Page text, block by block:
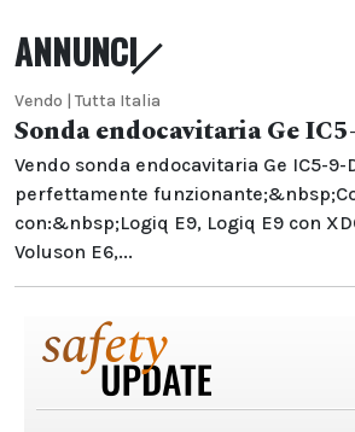
ANNUNCI
Vendo | Tutta Italia
Sonda endocavitaria Ge
Vendo sonda endocavitaria Ge IC5-
perfettamente
con:&nbsp;Logiq E9, Logiq E9 con
Voluson E6,...